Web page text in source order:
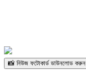
📸 নিউজ ফটোকার্ড ডাউনলোড করুন